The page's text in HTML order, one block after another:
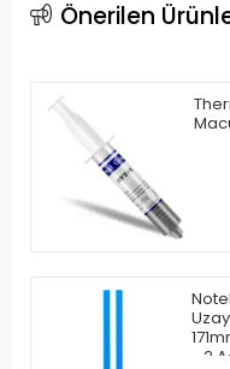
Önerilen
- 2